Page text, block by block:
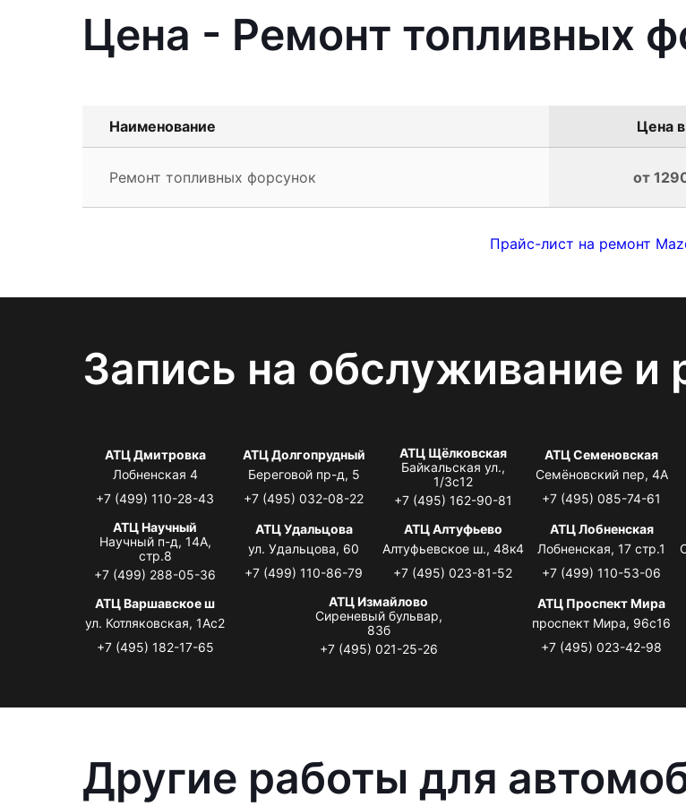
Цена - Ремонт топливных
Наименование Цена
Ремонт топливных форсунок от
Прайс-лист на ремонт
Запись на обслуживание и
АТЦ Дмитровка
Лобненская 4
+7 (499) 110-28-43
АТЦ Долгопрудный
Береговой пр-д, 5
+7 (495) 032-08-22
АТЦ Щёлковская
Байкальская ул.,
1/3с12
+7 (495) 162-90-81
АТЦ Семеновская
Семёновский пер, 4А
+7 (495) 085-74-61
АТЦ Научный
Научный п-д, 14А,
стр.8
+7 (499) 288-05-36
АТЦ Удальцова
ул. Удальцова, 60
+7 (499) 110-86-79
АТЦ Алтуфьево
Алтуфьевское ш., 48к4
+7 (495) 023-81-52
АТЦ Лобненская
Лобненская, 17 стр.1
+7 (499) 110-53-06
АТЦ Варшавское ш
ул. Котляковская, 1Ас2
+7 (495) 182-17-65
АТЦ Измайлово
Сиреневый бульвар,
83б
+7 (495) 021-25-26
АТЦ Проспект Мира
проспект Мира, 96с16
+7 (495) 023-42-98
Другие работы для